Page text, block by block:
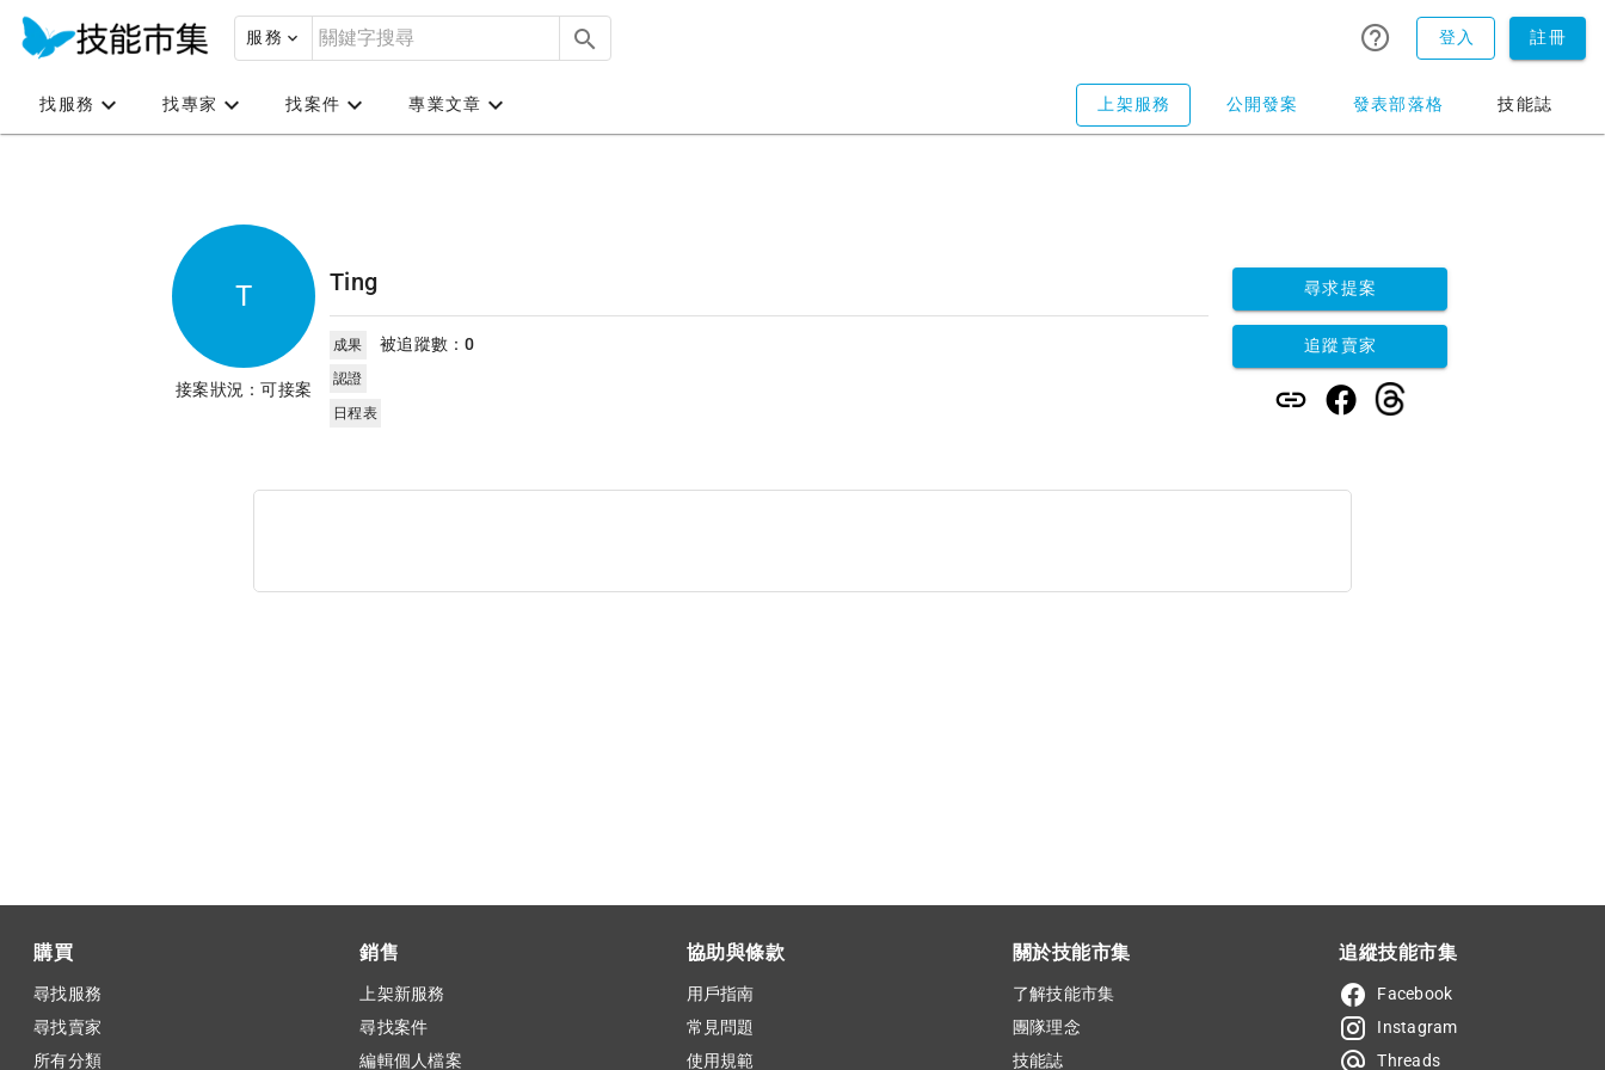
服務 登入 註冊
找服務 找專家 找案件 專業文章 上架服務 公開發案 發表部落格 技能誌
T
接案狀況：可接案
Ting
成果 被追蹤數：0
認證
日程表
尋求提案
追蹤賣家
購買
尋找服務
尋找賣家
所有分類
銷售
上架新服務
尋找案件
編輯個人檔案
協助與條款
用戶指南
常見問題
使用規範
關於技能市集
了解技能市集
團隊理念
技能誌
追縱技能市集
Facebook
Instagram
Threads